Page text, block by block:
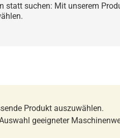
statt suchen: Mit unserem
Produkt auszuwählen.
geeigneter